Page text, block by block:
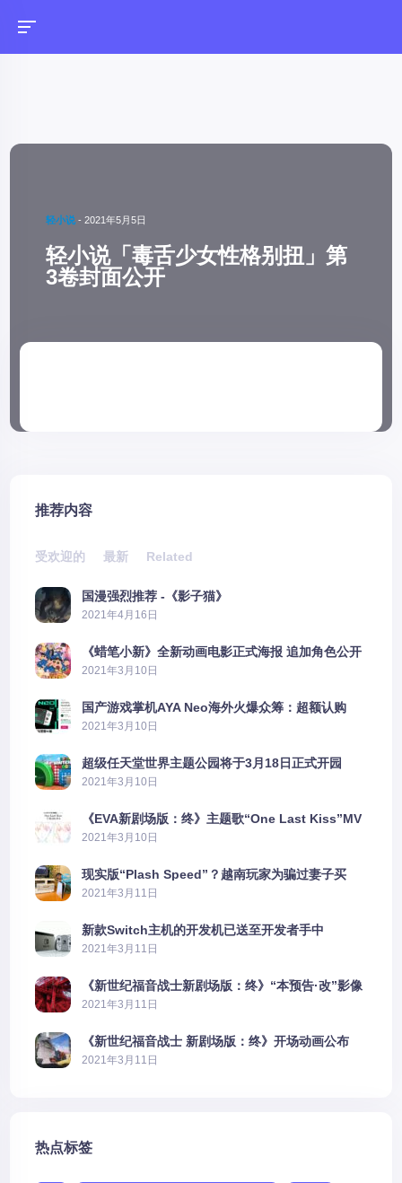
轻小说 -2021年5月5日
轻小说「毒舌少女性格别扭」第
3卷封面公开
推荐内容
受欢迎的 最新 Related
国漫强烈推荐 -《影子猫》
2021年4月16日
《蜡笔小新》全新动画电影正式海报 追加角色公开
2021年3月10日
国产游戏掌机AYA Neo海外火爆众筹：超额认购
2606%
2021年3月10日
超级任天堂世界主题公园将于3月18日正式开园
2021年3月10日
《EVA新剧场版：终》主题歌“One Last Kiss”MV
公布
2021年3月10日
现实版“Plash Speed”？越南玩家为骗过妻子买
PS5上演好戏
2021年3月11日
新款Switch主机的开发机已送至开发者手中
2021年3月11日
《新世纪福音战士新剧场版：终》“本预告·改”影像
公开
2021年3月11日
《新世纪福音战士 新剧场版：终》开场动画公布
2021年3月11日
热点标签